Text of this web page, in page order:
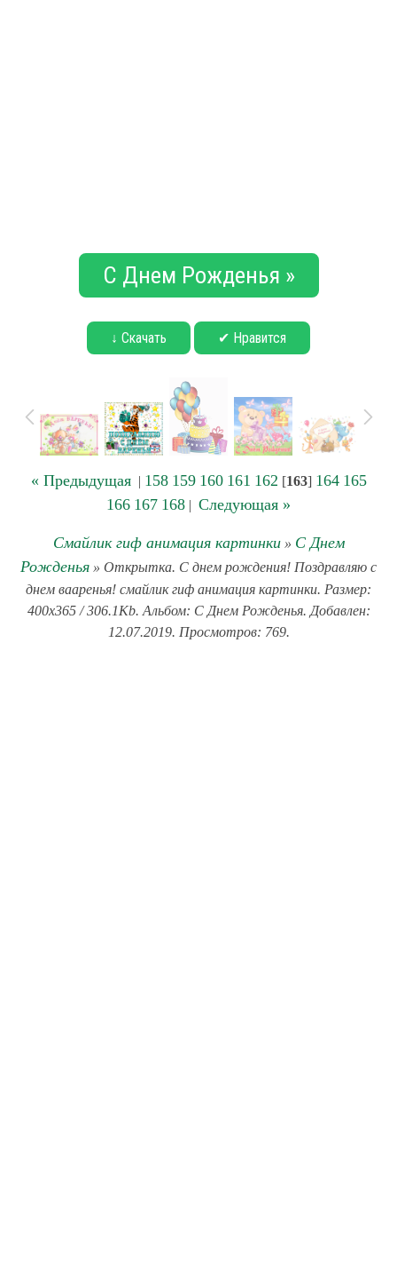
С Днем Рожденья »
↓ Скачать ✔ Нравится
« Предыдущая| 158 159 160 161 162 [163] 164 165
166 167 168 | Следующая »
Смайлик гиф анимация картинки» С Днем
Рожденья » Открытка. С днем рождения! Поздравляю с
днем вааренья! смайлик гиф анимация картинки. Размер:
400x365 / 306.1Kb. Альбом: С Днем Рожденья. Добавлен:
12.07.2019. Просмотров: 769.